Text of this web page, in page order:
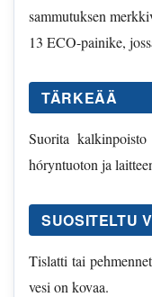
sammutuksen
13 ECO-painike,
TÄRKEÄÄ
Suorita kalkinpoisto
hóryntuoton ja
SUOSITELTU
Tislatti tai
vesi on kovaa.